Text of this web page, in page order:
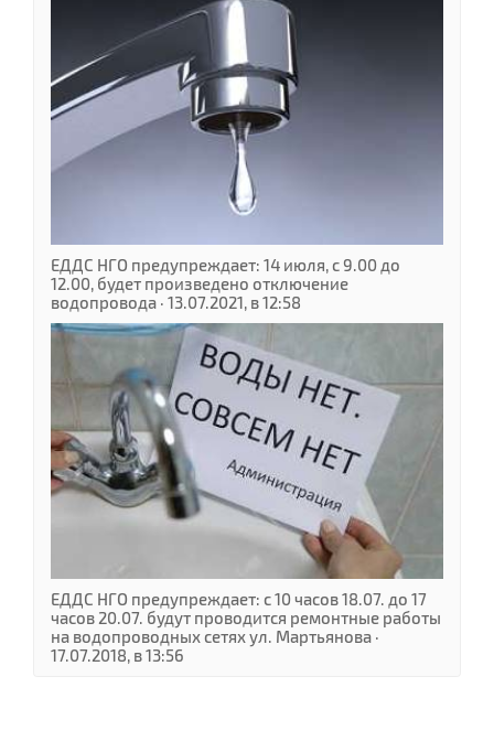
ЕДДС НГО предупреждает: 14 июля, с 9.00 до
12.00, будет произведено отключение
водопровода · 13.07.2021, в 12:58
ЕДДС НГО предупреждает: с 10 часов 18.07. до 17
часов 20.07. будут проводится ремонтные работы
на водопроводных сетях ул. Мартьянова ·
17.07.2018, в 13:56